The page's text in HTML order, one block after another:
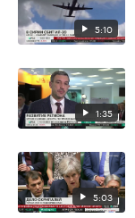
5:10
1:35
5:03